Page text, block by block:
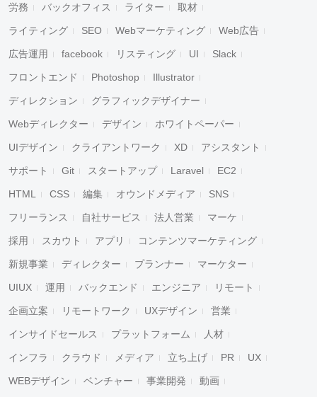
労務 バックオフィス ライター 取材
ライティング SEO Webマーケティング Web広告
広告運用 facebook リスティング UI Slack
フロントエンド Photoshop Illustrator
ディレクション グラフィックデザイナー
Webディレクター デザイン ホワイトペーパー
UIデザイン クライアントワーク XD アシスタント
サポート Git スタートアップ Laravel EC2
HTML CSS 編集 オウンドメディア SNS
フリーランス 自社サービス 法人営業 マーケ
採用 スカウト アプリ コンテンツマーケティング
新規事業 ディレクター プランナー マーケター
UIUX 運用 バックエンド エンジニア リモート
企画立案 リモートワーク UXデザイン 営業
インサイドセールス プラットフォーム 人材
インフラ クラウド メディア 立ち上げ PR UX
WEBデザイン ベンチャー 事業開発 動画